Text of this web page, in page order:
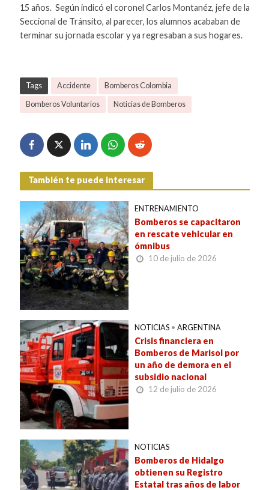
15 años. Según indicó el coronel Carlos Montanéz, jefe de la
Seccional de Tránsito, al parecer, los alumnos acababan de
terminar su jornada escolar y ya regresaban a sus hogares.
Tags Accidente Bomberos Colombia
Bomberos Voluntarios Noticias de Bomberos
También te puede interesar
ENTRENAMIENTO
Bomberos se capacitaron
en rescate vehicular en
ómnibus
10 de julio de 2026
NOTICIAS • ARGENTINA
Crisis financiera en
Bomberos de Marisol por
un año de demora en el
subsidio nacional
12 de julio de 2026
NOTICIAS
Bomberos de Hidalgo
obtienen su Registro
Estatal tras años de labor